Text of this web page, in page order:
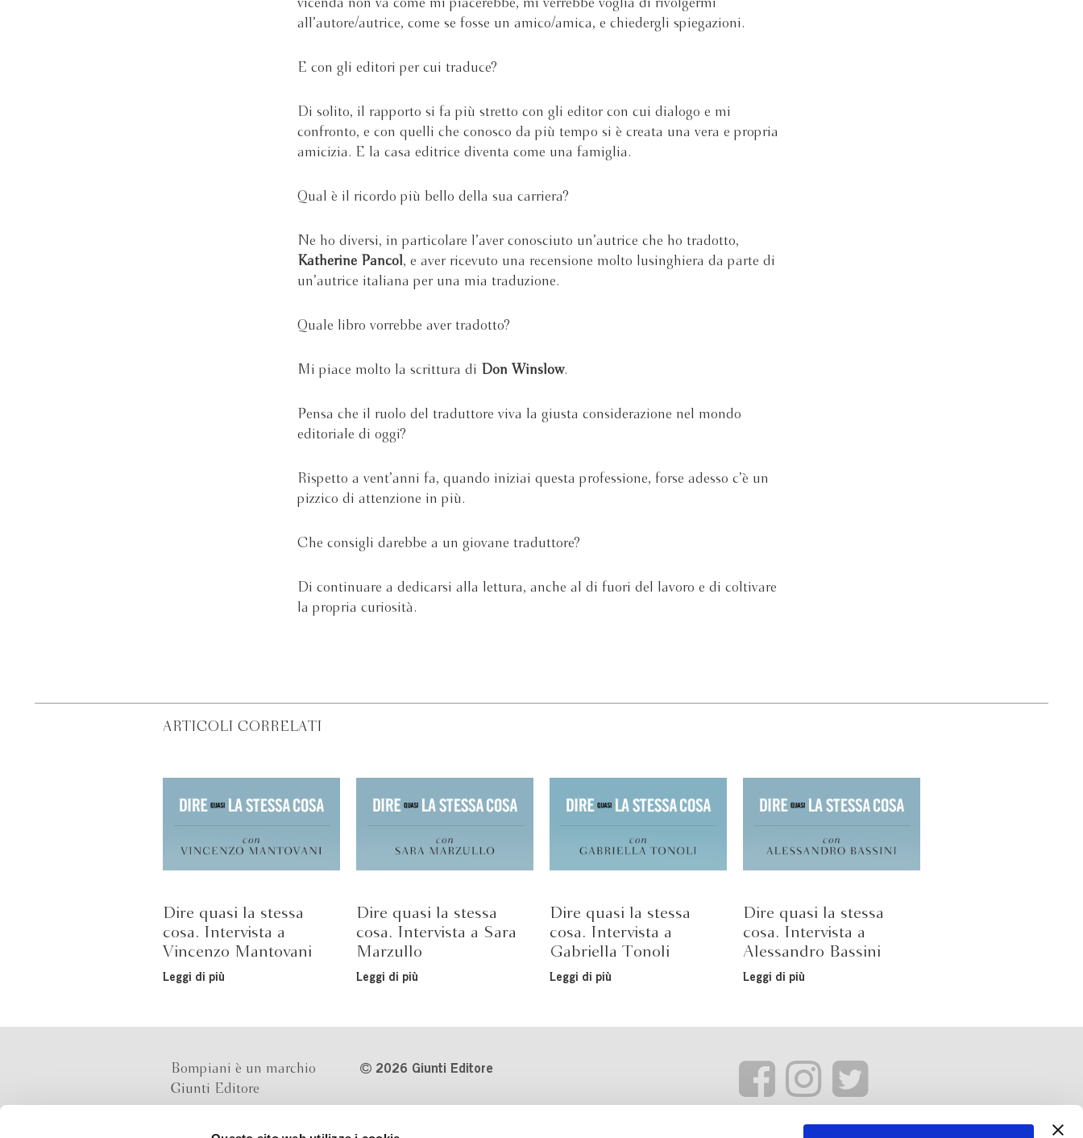
vicenda non va come mi piacerebbe, mi verrebbe voglia di rivolgermi
all’autore/autrice, come se fosse un amico/amica, e chiedergli spiegazioni.
E con gli editori per cui traduce?
Di solito, il rapporto si fa più stretto con gli editor con cui dialogo e mi
confronto, e con quelli che conosco da più tempo si è creata una vera e propria
amicizia. E la casa editrice diventa come una famiglia.
Qual è il ricordo più bello della sua carriera?
Ne ho diversi, in particolare l’aver conosciuto un’autrice che ho tradotto,
Katherine Pancol , e aver ricevuto una recensione molto lusinghiera da parte di
un’autrice italiana per una mia traduzione.
Quale libro vorrebbe aver tradotto?
Mi piace molto la scrittura di Don Winslow.
Pensa che il ruolo del traduttore viva la giusta considerazione nel mondo
editoriale di oggi?
Rispetto a vent’anni fa, quando iniziai questa professione, forse adesso c’è un
pizzico di attenzione in più.
Che consigli darebbe a un giovane traduttore?
Di continuare a dedicarsi alla lettura, anche al di fuori del lavoro e di coltivare
la propria curiosità.
ARTICOLI CORRELATI
Dire quasi la stessa
cosa. Intervista a
Vincenzo Mantovani
Leggi di più
Dire quasi la stessa
cosa. Intervista a Sara
Marzullo
Leggi di più
Dire quasi la stessa
cosa. Intervista a
Gabriella Tonoli
Leggi di più
Dire quasi la stessa
cosa. Intervista a
Alessandro Bassini
Leggi di più
Bompiani è un marchio
Giunti Editore
2026 Giunti Editore